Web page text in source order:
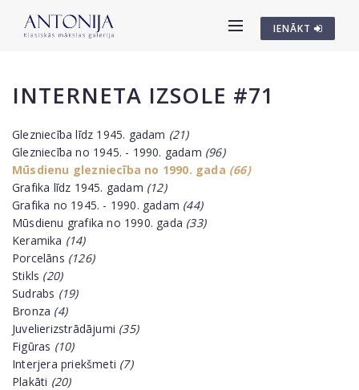
IENĀKT
INTERNETA IZSOLE #71
Glezniecība līdz 1945. gadam (21)
Glezniecība no 1945. - 1990. gadam (96)
Mūsdienu glezniecība no 1990. gada (66)
Grafika līdz 1945. gadam (12)
Grafika no 1945. - 1990. gadam (44)
Mūsdienu grafika no 1990. gada (33)
Keramika (14)
Porcelāns (126)
Stikls (20)
Sudrabs (19)
Bronza (4)
Juvelierizstrādājumi (35)
Figūras (10)
Interjera priekšmeti (7)
Plakāti (20)